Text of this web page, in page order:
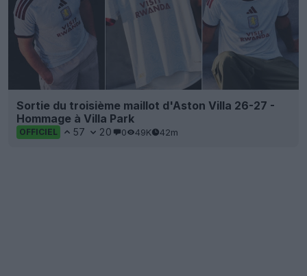
Sortie du troisième maillot d'Aston Villa 26-27 -
Hommage à Villa Park
OFFICIEL 57 20 0 49K 42m